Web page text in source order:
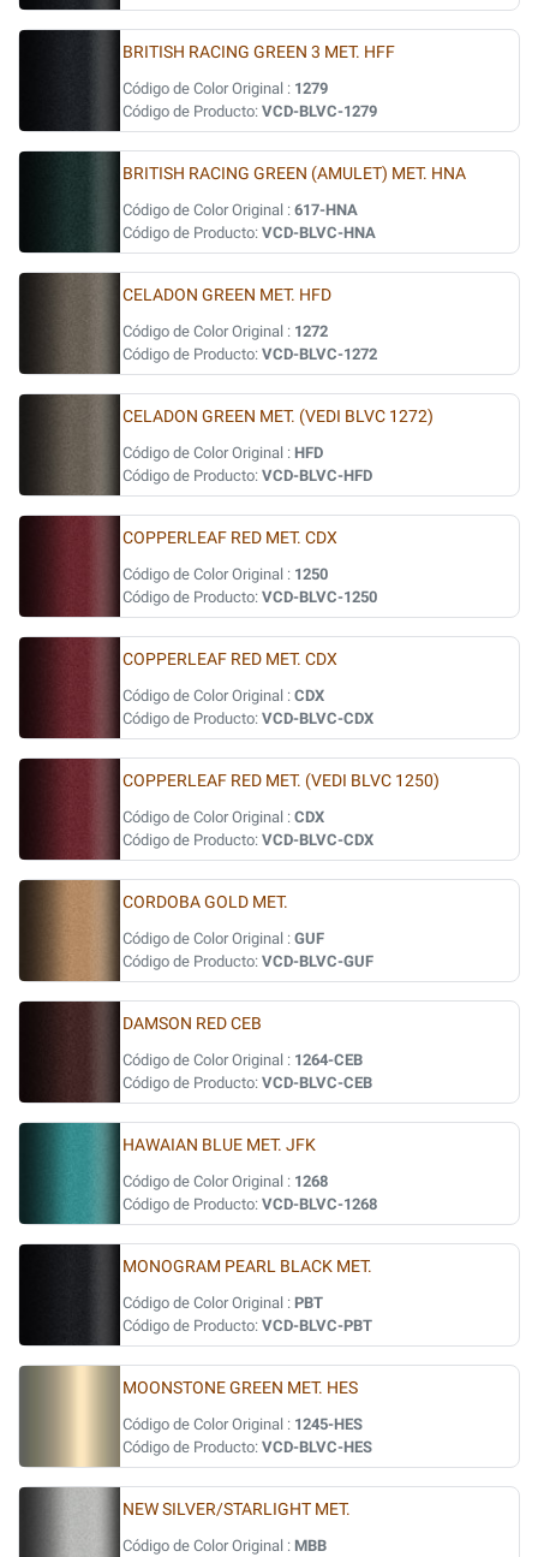
BRITISH RACING GREEN 3 MET. HFF
Código de Color Original : 1279
Código de Producto: VCD-BLVC-1279
BRITISH RACING GREEN (AMULET) MET. HNA
Código de Color Original : 617-HNA
Código de Producto: VCD-BLVC-HNA
CELADON GREEN MET. HFD
Código de Color Original : 1272
Código de Producto: VCD-BLVC-1272
CELADON GREEN MET. (VEDI BLVC 1272)
Código de Color Original : HFD
Código de Producto: VCD-BLVC-HFD
COPPERLEAF RED MET. CDX
Código de Color Original : 1250
Código de Producto: VCD-BLVC-1250
COPPERLEAF RED MET. CDX
Código de Color Original : CDX
Código de Producto: VCD-BLVC-CDX
COPPERLEAF RED MET. (VEDI BLVC 1250)
Código de Color Original : CDX
Código de Producto: VCD-BLVC-CDX
CORDOBA GOLD MET.
Código de Color Original : GUF
Código de Producto: VCD-BLVC-GUF
DAMSON RED CEB
Código de Color Original : 1264-CEB
Código de Producto: VCD-BLVC-CEB
HAWAIAN BLUE MET. JFK
Código de Color Original : 1268
Código de Producto: VCD-BLVC-1268
MONOGRAM PEARL BLACK MET.
Código de Color Original : PBT
Código de Producto: VCD-BLVC-PBT
MOONSTONE GREEN MET. HES
Código de Color Original : 1245-HES
Código de Producto: VCD-BLVC-HES
NEW SILVER/STARLIGHT MET.
Código de Color Original : MBB